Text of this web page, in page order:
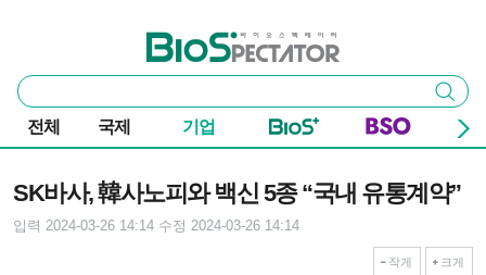
바이오스펙테이터
통
합
검
색
검색
전체 국제 기업
SK바사, 韓사노피와 백신 5종 “국내 유통계약”
입력 2024-03-26 14:14 수정 2024-03-26 14:14
작게 크게